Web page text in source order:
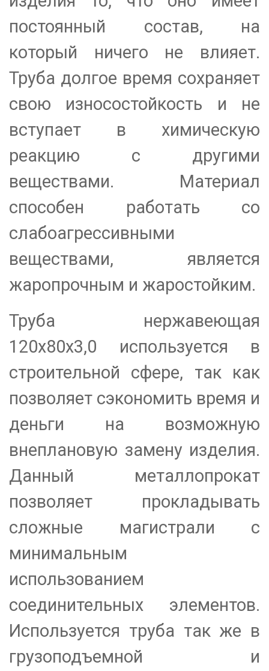
постоянный состав, на
который ничего не влияет.
Труба долгое время сохраняет
свою износостойкость и не
вступает в химическую
реакцию с другими
веществами. Материал
способен работать со
слабоагрессивными
веществами, является
жаропрочным и жаростойким.
Труба нержавеющая
120х80х3,0 используется в
строительной сфере, так как
позволяет сэкономить время и
деньги на возможную
внеплановую замену изделия.
Данный металлопрокат
позволяет прокладывать
сложные магистрали с
минимальным
использованием
соединительных элементов.
Используется труба так же в
грузоподъемной и